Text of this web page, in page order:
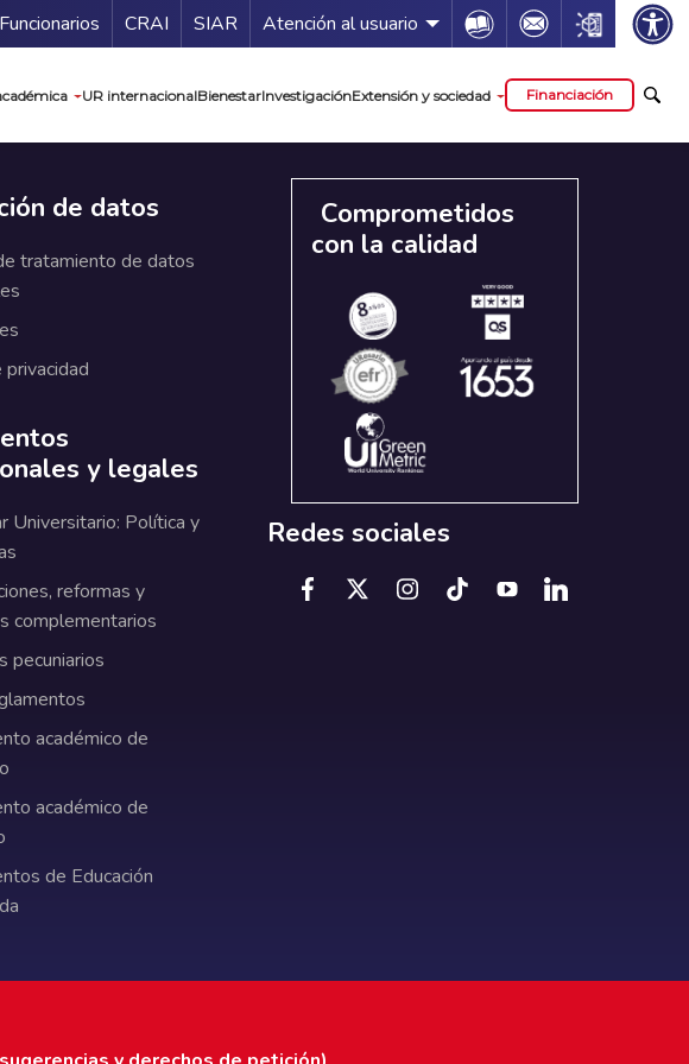
Funcionarios Guía de servicios
CRAI SIAR Atención al usuario Icon Icon Icon
UR internacionalBienestarInvestigaciónExtensión y sociedad Financiación
de datos
tratamiento de datos
y legales
Universitario: Política y
reformas y
complementarios
pecuniarios
académico de
académico de
de Educación
Comprometidos
con la calidad
Redes sociales